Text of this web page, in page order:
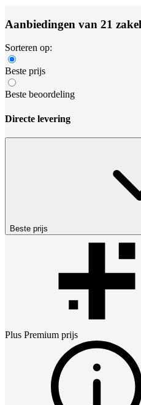
Aanbiedingen van 21
Sorteren op:
Beste prijs
Beste beoordeling
Directe levering
Beste prijs
Plus Premium prijs